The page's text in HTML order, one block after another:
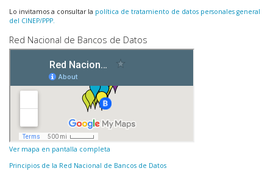
Lo invitamos a consultar la política de tratamiento de datos personales general
del CINEP/PPP.
Red Nacional de Bancos de Datos
Ver mapa en pantalla completa
Principios de la Red Nacional de Bancos de Datos